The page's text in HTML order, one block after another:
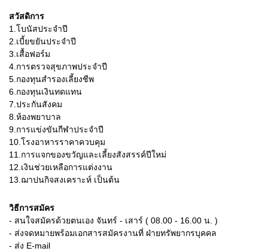
สวัสดิการ
1.โบนัสประจำปี
2.เบี้ยขยันประจำปี
3.เสื้อฟอร์ม
4.การตรวจสุขภาพประจำปี
5.กองทุนสำรองเลี้ยงชีพ
6.กองทุนเงินทดแทน
7.ประกันสังคม
8.ห้องพยาบาล
9.การแข่งขันกีฬาประจำปี
10.โรงอาหารราคาควบคุม
11.การแจกของขวัญและเลี้ยงสังสรรค์ปีใหม่
12.เงินช่วยเหลือการแต่งงาน
13.ฌาปนกิจสงเคราะห์ เป็นต้น
วิธีการสมัคร
- สนใจสมัครด้วยตนเอง จันทร์ - เสาร์ ( 08.00 - 16.00 น. )
- ส่งจดหมายพร้อมเอกสารสมัครงานที่ ฝ่ายทรัพยากรบุคคล
- ส่ง E-mail